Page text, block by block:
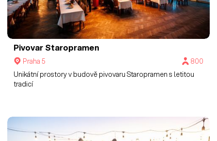
Pivovar Staropramen
Praha 5
800
Unikátní prostory v budově pivovaru Staropramen s letitou
tradicí